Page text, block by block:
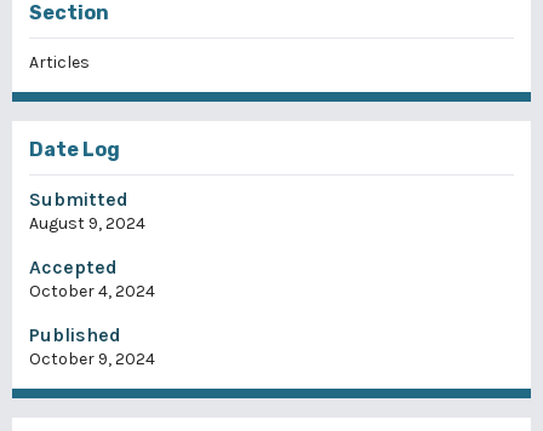
Section
Articles
Date Log
Submitted
August 9, 2024
Accepted
October 4, 2024
Published
October 9, 2024